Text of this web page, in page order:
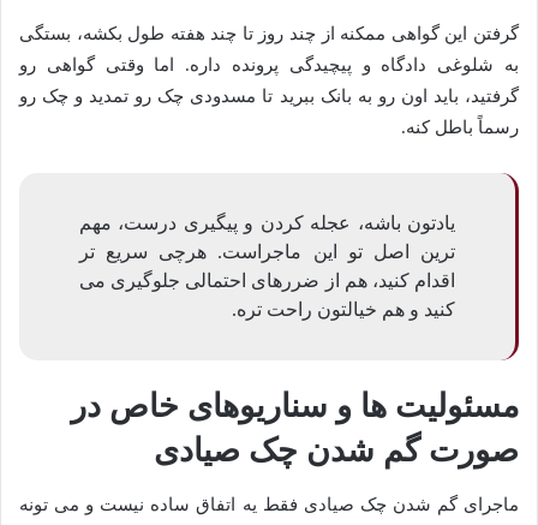
گرفتن این گواهی ممکنه از چند روز تا چند هفته طول بکشه، بستگی
به شلوغی دادگاه و پیچیدگی پرونده داره. اما وقتی گواهی رو
گرفتید، باید اون رو به بانک ببرید تا مسدودی چک رو تمدید و چک رو
رسماً باطل کنه.
یادتون باشه، عجله کردن و پیگیری درست، مهم
ترین اصل تو این ماجراست. هرچی سریع تر
اقدام کنید، هم از ضررهای احتمالی جلوگیری می
کنید و هم خیالتون راحت تره.
مسئولیت ها و سناریوهای خاص در
صورت گم شدن چک صیادی
ماجرای گم شدن چک صیادی فقط یه اتفاق ساده نیست و می تونه